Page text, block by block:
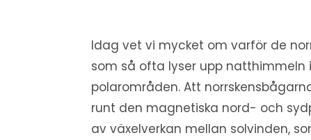
Idag vet vi mycket om varför de
som så ofta lyser upp natthimmeln
polarområden. Att
runt den magnetiska nord- och
av växelverkan mellan solvinden,